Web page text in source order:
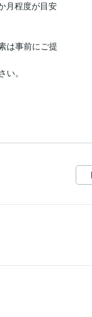
月程度が目安
は事前にご提
。